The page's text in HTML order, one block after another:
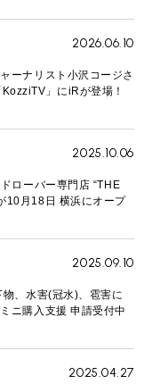
2026.06.10
ーナリスト小沢コージさ
」にiRが登場！
2025.10.06
ローバー専門店 “THE
10月18日 横浜にオープ
2025.09.10
、水害(冠水)、雹害に
ニ購入支援 申請受付中
2025.04.27